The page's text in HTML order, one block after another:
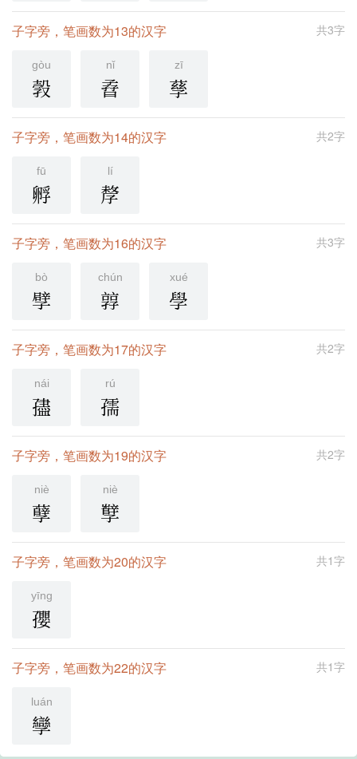
共3字
子字旁，笔画数为13的汉字
gòu
㝅
nǐ
孴
zī
孶
共2字
子字旁，笔画数为14的汉字
fū
孵
lí
孷
共3字
子字旁，笔画数为16的汉字
bò
孹
chún
㝇
xué
學
共2字
子字旁，笔画数为17的汉字
nái
孻
rú
孺
共2字
子字旁，笔画数为19的汉字
niè
孽
niè
孼
共1字
子字旁，笔画数为20的汉字
yīng
孾
共1字
子字旁，笔画数为22的汉字
luán
孿